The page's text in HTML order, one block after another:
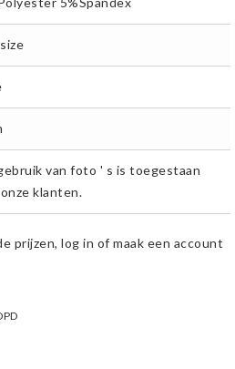
van foto ' s is toegestaan
klanten.
prijzen, log in of maak een account